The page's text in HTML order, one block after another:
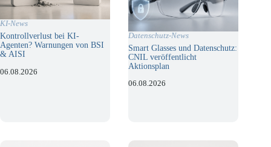
KI-News
Kontrollverlust bei KI-
Agenten? Warnungen von BSI
& AISI
06.08.2026
Datenschutz-News
Smart Glasses und Datenschutz:
CNIL veröffentlicht
Aktionsplan
06.08.2026